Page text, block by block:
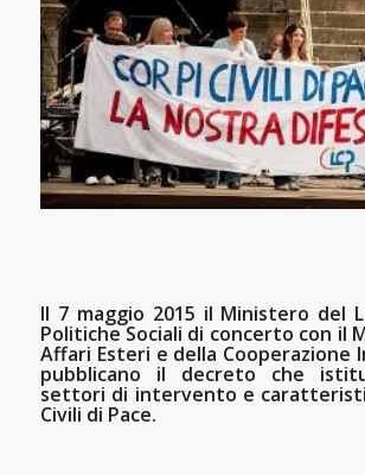
Il 7 maggio 2015 il Ministero del
Politiche Sociali di concerto con il
Affari Esteri e della Cooperazione
pubblicano il decreto che
settori di intervento e
Civili di Pace.